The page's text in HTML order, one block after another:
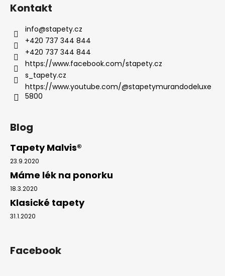
Kontakt
info@stapety.cz
+420 737 344 844
+420 737 344 844
https://www.facebook.com/stapety.cz
s_tapety.cz
https://www.youtube.com/@stapetymurandodeluxe
5800
Blog
Tapety Malvis®
23.9.2020
Máme lék na ponorku
18.3.2020
Klasické tapety
31.1.2020
Facebook